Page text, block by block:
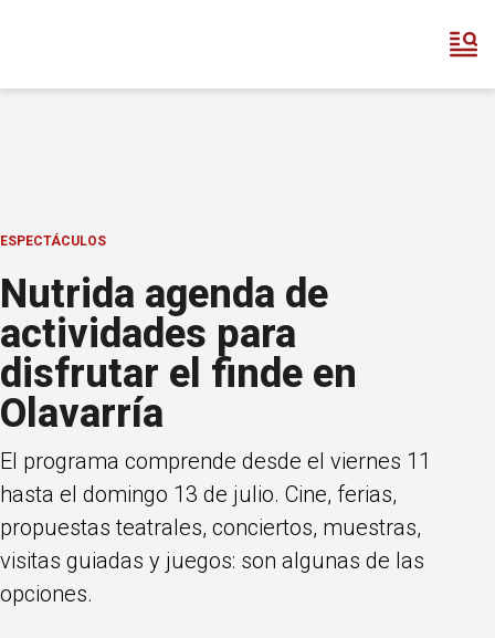
ESPECTÁCULOS
Nutrida agenda de
actividades para
disfrutar el finde en
Olavarría
El programa comprende desde el viernes 11
hasta el domingo 13 de julio. Cine, ferias,
propuestas teatrales, conciertos, muestras,
visitas guiadas y juegos: son algunas de las
opciones.